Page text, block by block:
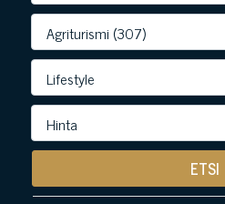
ETSI